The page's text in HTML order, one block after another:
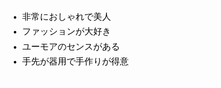
非常におしゃれで美人
ファッションが大好き
ユーモアのセンスがある
手先が器用で手作りが得意